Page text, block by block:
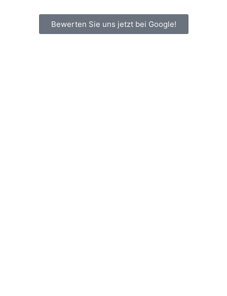
Bewerten Sie uns jetzt bei Google!